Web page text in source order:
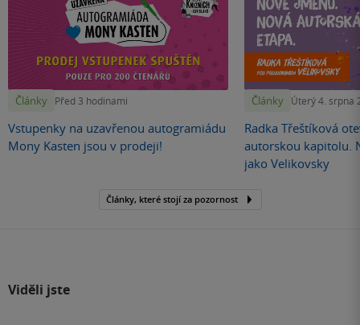
Články Před 3 hodinami
Vstupenky na uzavřenou autogramiádu
Mony Kasten jsou v prodeji!
Články Úterý 4. srpna
Radka Třeštíková
autorskou kapitolu.
jako Velikovsky
Články, které stojí za pozornost
Viděli jste